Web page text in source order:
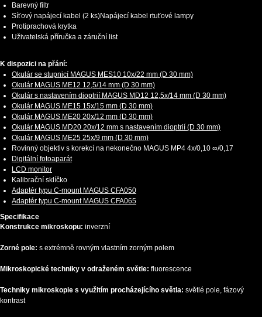
Barevný filtr
Síťový napájecí kabel (2 ks)Napájecí kabel rtuťové lampy
Protiprachová krytka
Uživatelská příručka a záruční list
K dispozici na přání:
Okulár se stupnicí MAGUS MES10 10х/22 mm (D 30 mm)
Okulár MAGUS ME12 12,5/14 mm (D 30 mm)
Okulár s nastavením dioptrií MAGUS MD12 12,5х/14 mm (D 30 mm)
Okulár MAGUS ME15 15x/15 mm (D 30 mm)
Okulár MAGUS ME20 20х/12 mm (D 30 mm)
Okulár MAGUS MD20 20х/12 mm s nastavením dioptrií (D 30 mm)
Okulár MAGUS ME25 25х/9 mm (D 30 mm)
Rovinný objektiv s korekcí na nekonečno MAGUS MP4 4х/0,10 ∞/0,17
Digitální fotoaparát
LCD monitor
Kalibrační sklíčko
Adaptér typu C-mount MAGUS CFA050
Adaptér typu C-mount MAGUS CFA065
Specifikace
Konstrukce mikroskopu: inverzní
Zorné pole: s extrémně rovným vlastním zorným polem
Mikroskopické techniky v odraženém světle: fluorescence
Techniky mikroskopie s využitím procházejícího světla: světlé pole, fázový
kontrast